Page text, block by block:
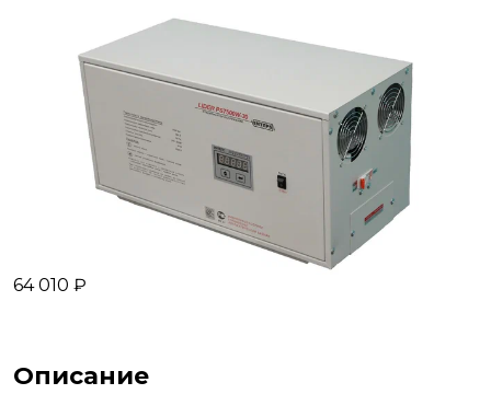
64 010 ₽
Описание